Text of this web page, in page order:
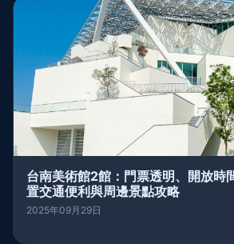
台南美術館2館：門票透明、開放時
置交通便利與周邊景點攻略
2025年09月29日